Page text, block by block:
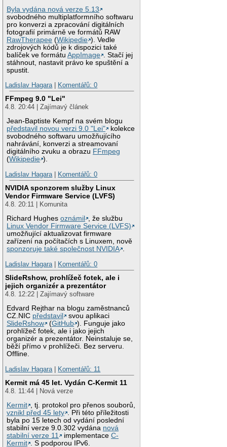
Byla vydána nová verze 5.13
svobodného multiplatformního softwaru
pro konverzi a zpracování digitálních
fotografií primárně ve formátů RAW
RawTherapee (Wikipedie ). Vedle
zdrojových kódů je k dispozici také
balíček ve formátuAppImage
. Stačí jej
stáhnout, nastavit právo ke spuštění a
spustit.
Ladislav Hagara| Komentářů: 0
FFmpeg 9.0 "Lei"
4.8. 20:44 | Zajímavý článek
Jean-Baptiste Kempf na svém blogu
představil novou verzi 9.0 "Lei"
kolekce
svobodného softwaru umožňujícího
nahrávání, konverzi a streamovaní
digitálního zvuku a obrazu FFmpeg
(Wikipedie ).
Ladislav Hagara| Komentářů: 0
NVIDIA sponzorem služby Linux
Vendor Firmware Service (LVFS)
4.8. 20:11 | Komunita
Richard Hughesoznámil
, že službu
Linux Vendor Firmware Service (LVFS)
umožňující aktualizovat firmware
zařízení na počítačích s Linuxem, nově
sponzoruje také společnost NVIDIA .
Ladislav Hagara| Komentářů: 0
SlideRshow, prohlížeč fotek, ale i
jejich organizér a prezentátor
4.8. 12:22 | Zajímavý software
Edvard Rejthar na blogu zaměstnanců
CZ.NIC představil
svou aplikaci
SlideRshow
(GitHub ). Funguje jako
prohlížeč fotek, ale i jako jejich
organizér a prezentátor. Neinstaluje se,
běží přímo v prohlížeči. Bez serveru.
Offline.
Ladislav Hagara| Komentářů: 11
Kermit má 45 let. Vydán C-Kermit 11
4.8. 11:44 | Nová verze
Kermit , tj. protokol pro přenos souborů,
vznikl před 45 lety . Při této příležitosti
byla po 15 letech od vydání poslední
stabilní verze 9.0.302 vydána nová
stabilní verze 11
implementaceC-
Kermit . S podporou IPv6.